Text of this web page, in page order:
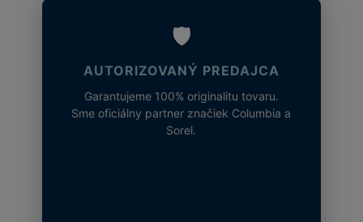
🛡️
AUTORIZOVANÝ PREDAJCA
Garantujeme 100% originalitu tovaru.
Sme oficiálny partner značiek Columbia a
Sorel.